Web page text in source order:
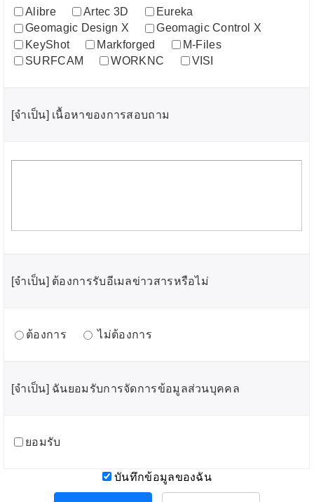
Alibre Artec 3D
Eureka
Geomagic Design X
Geomagic Control X
KeyShot
Markforged
M-Files
SURFCAM
WORKNC VISI
[จำเป็น] เนื้อหาของการสอบถาม
[จำเป็น] ต้องการรับอีเมลข่าวสารหรือไม่
ต้องการ ไม่ต้องการ
[จำเป็น] ฉันยอมรับการจัดการข้อมูลส่วนบุคคล
ยอมรับ
บันทึกข้อมูลของฉัน